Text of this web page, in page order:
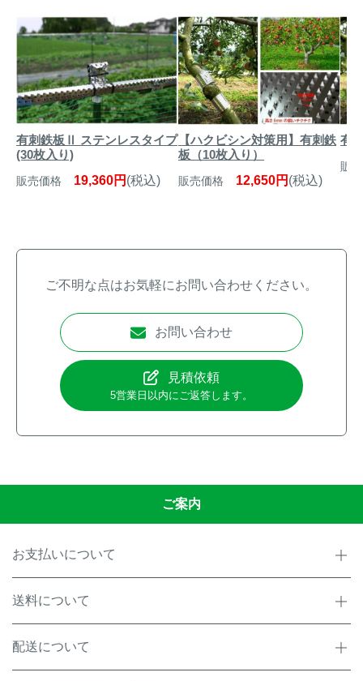
有刺鉄板Ⅱ ステンレスタイプ
(30枚入り)
販売価格 19,360円 (税込)
【ハクビシン対策用】有刺鉄
板（10枚入り）
販売価格 12,650円 (税込)
有
販
ご不明な点はお気軽にお問い合わせください。
お問い合わせ
見積依頼
5営業日以内にご返答します。
ご案内
お支払いについて
送料について
配送について